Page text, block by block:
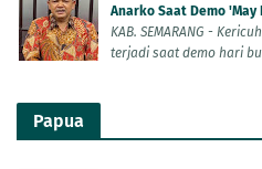
Anarko Saat Demo 'May
KAB. SEMARANG -
terjadi saat demo hari
Papua